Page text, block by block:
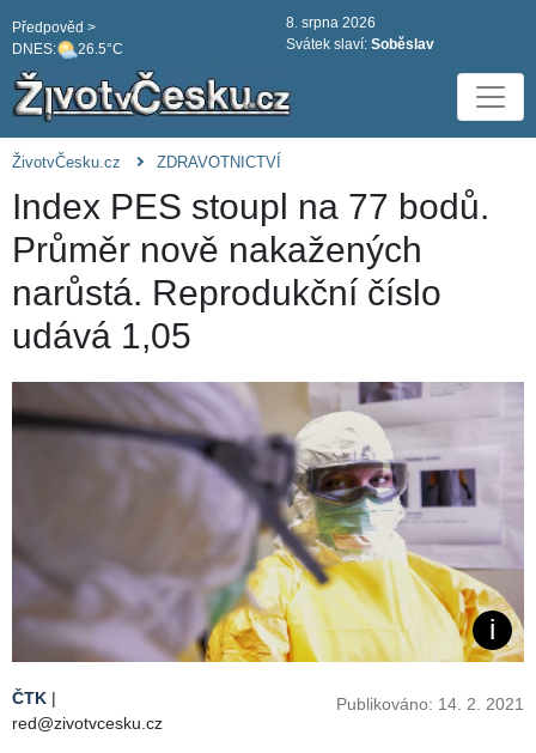
DNES: 26.5°C
Předpověd >
8. srpna 2026
Svátek slaví: Soběslav
ŽivotvČesku.cz ZDRAVOTNICTVÍ
Index PES stoupl na 77 bodů.
Průměr nově nakažených
narůstá. Reprodukční číslo
udává 1,05
ČTK |
red@zivotvcesku.cz
Publikováno: 14. 2. 2021